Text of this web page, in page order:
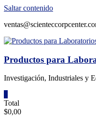
Saltar contenido
Productos para
Investigación, Industriales y
Total
$0,00